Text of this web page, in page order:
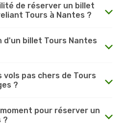
de réserver un billet
Tours à Nantes ?
d'un billet Tours Nantes
pas chers de Tours
?
pour réserver un
?